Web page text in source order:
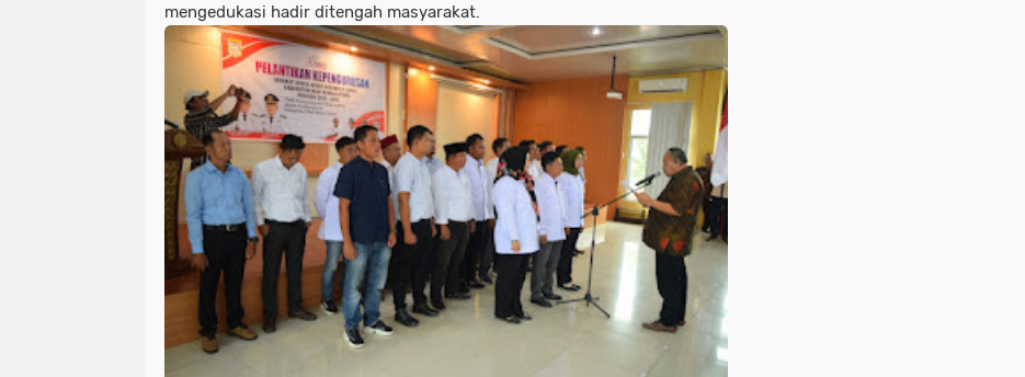
mengedukasi hadir ditengah masyarakat.